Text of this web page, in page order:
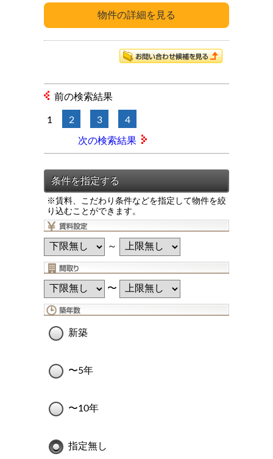
前の検索結果
1 2 3 4
次の検索結果
※賃料、こだわり条件などを指定して物件を絞
り込むことができます。
～
〜
新築
〜5年
〜10年
指定無し